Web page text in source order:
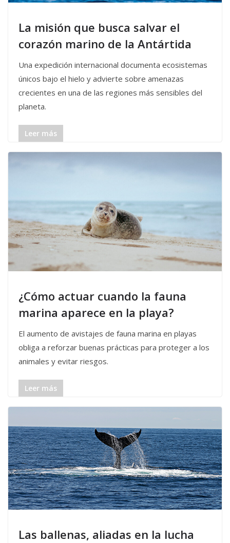
La misión que busca salvar el
corazón marino de la Antártida
Una expedición internacional documenta ecosistemas
únicos bajo el hielo y advierte sobre amenazas
crecientes en una de las regiones más sensibles del
planeta.
Leer más
¿Cómo actuar cuando la fauna
marina aparece en la playa?
El aumento de avistajes de fauna marina en playas
obliga a reforzar buenas prácticas para proteger a los
animales y evitar riesgos.
Leer más
Las ballenas, aliadas en la lucha